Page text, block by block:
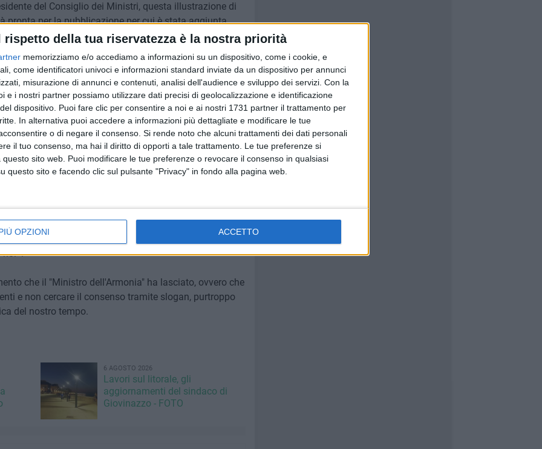
rispetto della tua riservatezza è la nostra priorità
memorizziamo e/o accediamo a informazioni su un dispositivo, come i cookie, e
come identificatori univoci e informazioni standard inviate da un dispositivo per annunci
misurazione di annunci e contenuti, analisi dell'audience e sviluppo dei servizi. Con la
e i nostri partner possiamo utilizzare dati precisi di geolocalizzazione e identificazione
dispositivo. Puoi fare clic per consentire a noi e ai nostri 1731 partner il trattamento per
In alternativa puoi accedere a informazioni più dettagliate e modificare le tue
o di negare il consenso. Si rende noto che alcuni trattamenti dei dati personali
il tuo consenso, ma hai il diritto di opporti a tale trattamento. Le tue preferenze si
sito web. Puoi modificare le tue preferenze o revocare il consenso in qualsiasi
questo sito e facendo clic sul pulsante "Privacy" in fondo alla pagina web.
OPZIONI ACCETTO
del Consiglio dei Ministri, questa illustrazione di
pronta per la pubblicazione per cui è stata aggiunta
premier.
AN, ha riconosciuto la visione strategica di Tatarella,
«per scardinare quel sistema consociativo che
con aneddoti la sua capacità di convincere e di
«oggi non abbiamo più il luogo dell'analisi di ciò che
1986 la fine della DC, definita una zattera tra i due
allora ancora deboli».
in Fratelli d'Italia
di un uomo a cui il Sud e la Puglia devono tanto e
destra democratica che preesisteva rispetto al
Se oggi fosse ancora in vita, la destra
noi».
che il "Ministro dell'Armonia" ha lasciato, ovvero che
e non cercare il consenso tramite slogan, purtroppo
del nostro tempo.
6 AGOSTO 2026
Lavori sul litorale, gli
aggiornamenti del sindaco di
Giovinazzo - FOTO